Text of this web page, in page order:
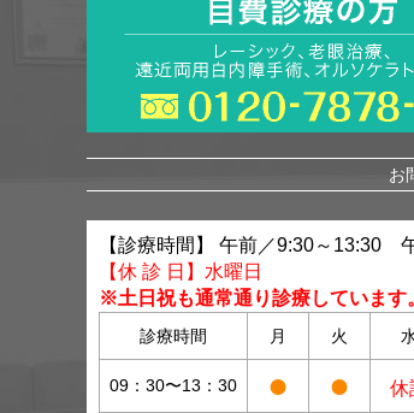
お
【診療時間】 午前／9:30～13:30
【休 診 日】水曜日
※土日祝も通常通り診療しています
診療時間 月 火
09：30〜13：30 ● ● 休